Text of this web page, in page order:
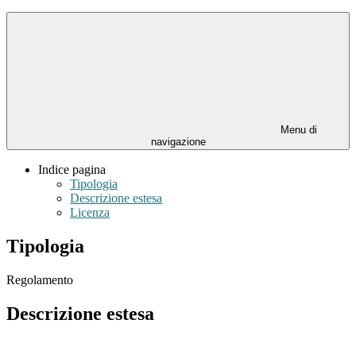
Menu di
navigazione
Indice pagina
Tipologia
Descrizione estesa
Licenza
Tipologia
Regolamento
Descrizione estesa